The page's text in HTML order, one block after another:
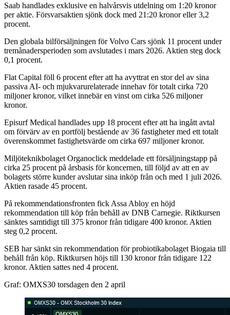
Saab handlades exklusive en halvårsvis utdelning om 1:20 kronor
per aktie. Försvarsaktien sjönk dock med 21:20 kronor eller 3,2
procent.
Den globala bilförsäljningen för Volvo Cars sjönk 11 procent under
tremånadersperioden som avslutades i mars 2026. Aktien steg dock
0,1 procent.
Flat Capital föll 6 procent efter att ha avyttrat en stor del av sina
passiva AI- och mjukvarurelaterade innehav för totalt cirka 720
miljoner kronor, vilket innebär en vinst om cirka 526 miljoner
kronor.
Episurf Medical handlades upp 18 procent efter att ha ingått avtal
om förvärv av en portfölj bestående av 36 fastigheter med ett totalt
överenskommet fastighetsvärde om cirka 697 miljoner kronor.
Miljöteknikbolaget Organoclick meddelade ett försäljningstapp på
cirka 25 procent på årsbasis för koncernen, till följd av att en av
bolagets större kunder avslutar sina inköp från och med 1 juli 2026.
Aktien rasade 45 procent.
På rekommendationsfronten fick Assa Abloy en höjd
rekommendation till köp från behåll av DNB Carnegie. Riktkursen
sänktes samtidigt till 375 kronor från tidigare 400 kronor. Aktien
steg 0,2 procent.
SEB har sänkt sin rekommendation för probiotikabolaget Biogaia till
behåll från köp. Riktkursen höjs till 130 kronor från tidigare 122
kronor. Aktien sattes ned 4 procent.
Graf: OMXS30 torsdagen den 2 april